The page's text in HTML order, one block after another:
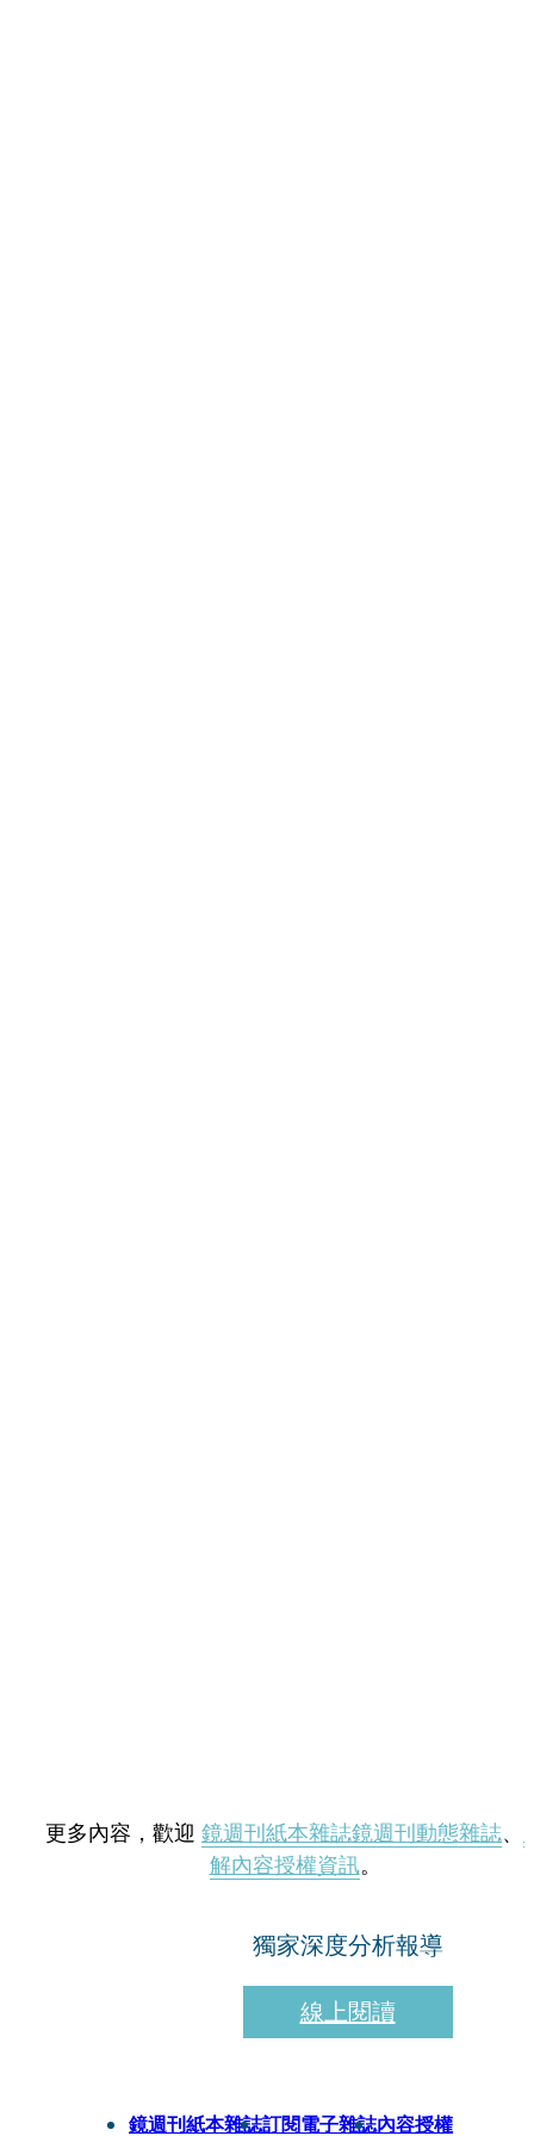
更多內容，歡迎 鏡週刊紙本雜誌鏡週刊動態雜誌、
解內容授權資訊。
獨家深度分析報導
線上閱讀
鏡週刊紙本雜誌訂閱電子雜誌內容授權